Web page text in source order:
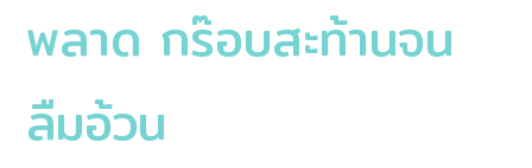
พลาด กร๊อบสะท้านจน
ลืมอ้วน